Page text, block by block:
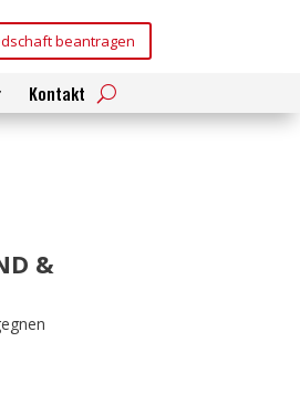
beantragen
Kontakt
&